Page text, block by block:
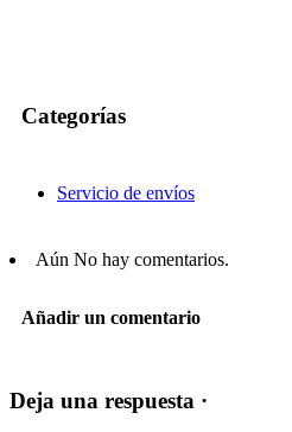
Categorías
Servicio de envíos
Aún No hay comentarios.
Añadir un comentario
Deja una respuesta ·